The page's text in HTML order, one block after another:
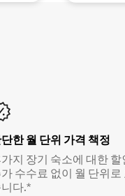
한 월 단위 가격 책정
지 장기 숙소에 대한
수수료 없이 월 단위
다.*